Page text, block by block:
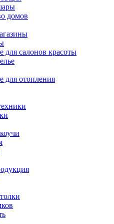
домов
для салонов красоты
для отопления